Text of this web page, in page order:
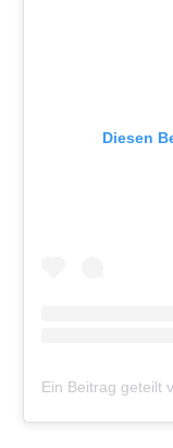
Diesen